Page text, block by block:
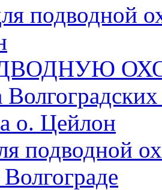
подводной
о. Цейлон
подводной